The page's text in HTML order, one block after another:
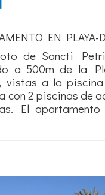
EN PLAYA-
de Sancti
a 500m de la
vistas a la
con 2 piscinas de
El